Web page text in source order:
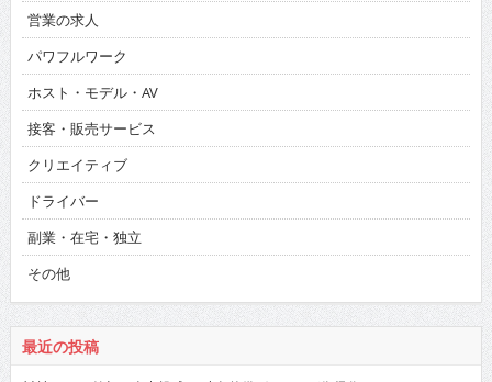
営業の求人
パワフルワーク
ホスト・モデル・AV
接客・販売サービス
クリエイティブ
ドライバー
副業・在宅・独立
その他
最近の投稿